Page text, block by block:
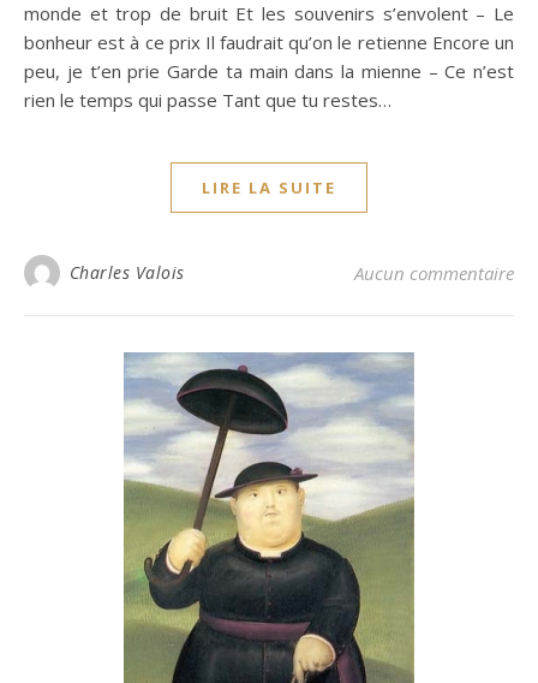
monde et trop de bruit Et les souvenirs s’envolent – Le
bonheur est à ce prix Il faudrait qu’on le retienne Encore un
peu, je t’en prie Garde ta main dans la mienne – Ce n’est
rien le temps qui passe Tant que tu restes…
LIRE LA SUITE
Charles Valois Aucun commentaire